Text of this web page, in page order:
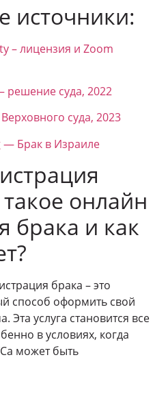
источники:
– лицензия и Zoom
решение суда, 2022
суда, 2023
— Брак в Израиле
онлайн
брака и как
брака – это
способ оформить свой
Эта услуга становится все
в условиях, когда
может быть